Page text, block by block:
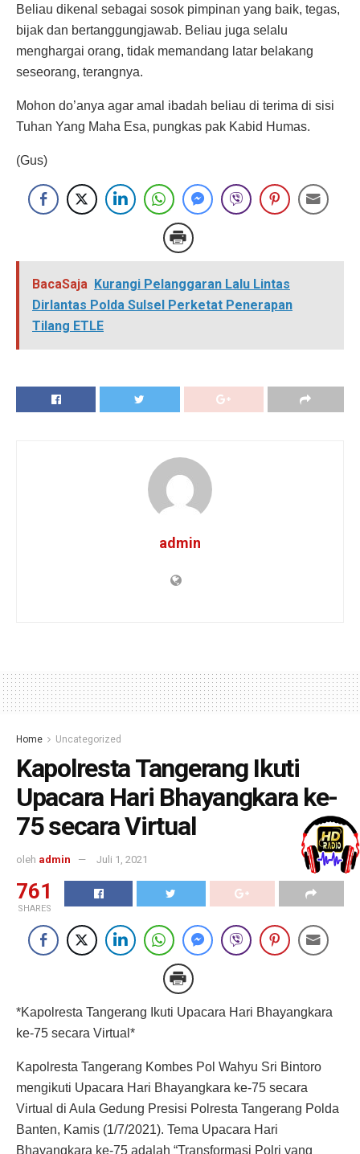
Beliau dikenal sebagai sosok pimpinan yang baik, tegas,
bijak dan bertanggungjawab. Beliau juga selalu
menghargai orang, tidak memandang latar belakang
seseorang, terangnya.
Mohon do’anya agar amal ibadah beliau di terima di sisi
Tuhan Yang Maha Esa, pungkas pak Kabid Humas.
(Gus)
BacaSaja Kurangi Pelanggaran Lalu Lintas
Dirlantas Polda Sulsel Perketat Penerapan
Tilang ETLE
admin
Home Uncategorized
Kapolresta Tangerang Ikuti
Upacara Hari Bhayangkara ke-
75 secara Virtual
oleh admin Juli 1, 2021
761
SHARES
*Kapolresta Tangerang Ikuti Upacara Hari Bhayangkara
ke-75 secara Virtual*
Kapolresta Tangerang Kombes Pol Wahyu Sri Bintoro
mengikuti Upacara Hari Bhayangkara ke-75 secara
Virtual di Aula Gedung Presisi Polresta Tangerang Polda
Banten, Kamis (1/7/2021). Tema Upacara Hari
Bhayangkara ke-75 adalah “Transformasi Polri yang